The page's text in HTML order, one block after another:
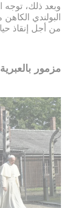
وبعد ذلك، توجه
البولندي
من أجل إنقاذ
مزمور بالعبرية